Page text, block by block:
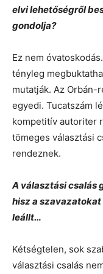
elvi lehetőségről
gondolja?
Ez nem
tényleg
mutatják. Az Orbán-
egyedi. Tucatszám
kompetitív autoriter
tömeges választási
rendeznek.
A választási csalás
hisz a
leállt…
Kétségtelen, sok
választási csalás